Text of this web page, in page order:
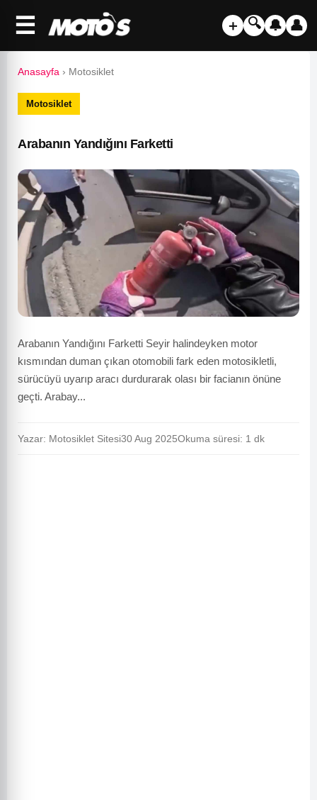
☰ ＋ 🔍 🔔 👤
Anasayfa › Motosiklet
Motosiklet
Arabanın Yandığını Farketti
Arabanın Yandığını Farketti Seyir halindeyken motor
kısmından duman çıkan otomobili fark eden motosikletli,
sürücüyü uyarıp aracı durdurarak olası bir facianın önüne
geçti. Arabay...
Yazar: Motosiklet Sitesi30 Aug 2025Okuma süresi: 1 dk